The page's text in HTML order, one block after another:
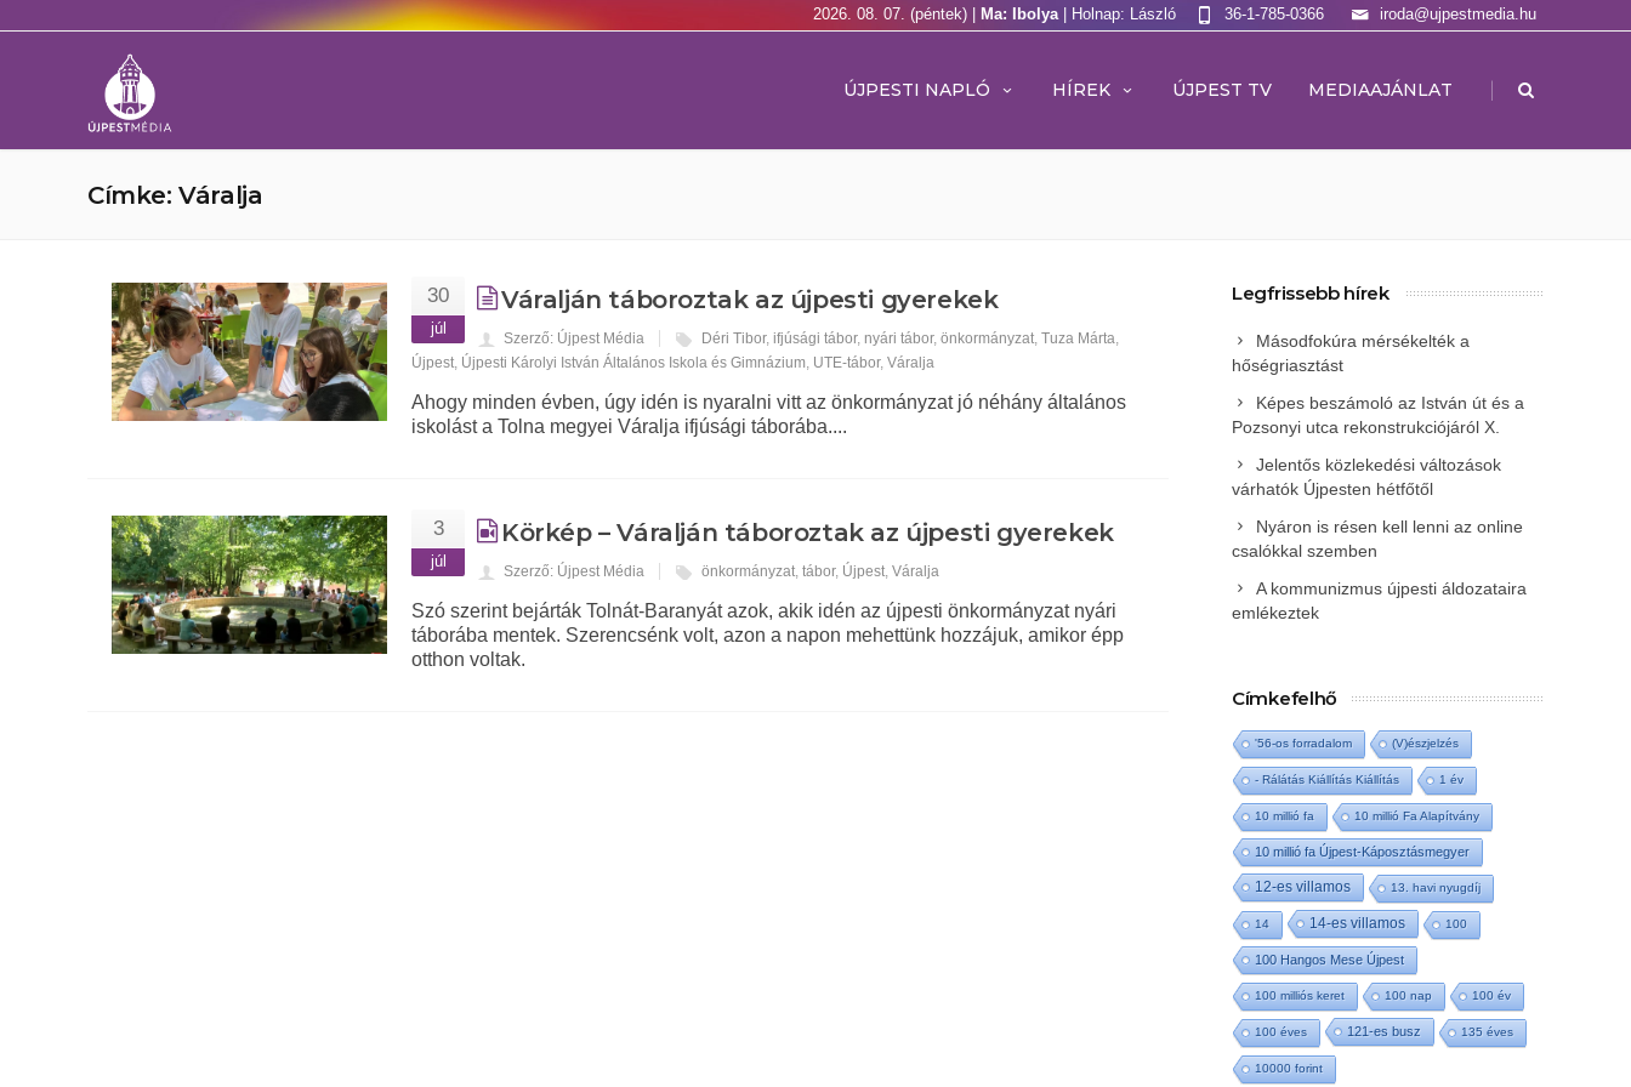
2026. 08. 07. (péntek) | Ma: Ibolya | Holnap: László iroda@ujpestmedia.hu
36-1-785-0366
ÚJPESTI NAPLÓ HÍREK ÚJPEST TV MEDIAAJÁNLAT |
Címke: Váralja
30
júl
Váralján táboroztak az újpesti gyerekek
Szerző: Újpest Média Déri Tibor,ifjúsági tábor, nyári tábor,önkormányzat,Tuza Márta,
Újpest, Újpesti Károlyi István Általános Iskola és Gimnázium, UTE-tábor,Váralja
Ahogy minden évben, úgy idén is nyaralni vitt az önkormányzat jó néhány általános
iskolást a Tolna megyei Váralja ifjúsági táborába....
3
júl
Körkép – Váralján táboroztak az újpesti gyerekek
Szerző: Újpest Média önkormányzat,tábor, Újpest,Váralja
Szó szerint bejárták Tolnát-Baranyát azok, akik idén az újpesti önkormányzat nyári
táborába mentek. Szerencsénk volt, azon a napon mehettünk hozzájuk, amikor épp
otthon voltak.
Legfrissebb hírek
Másodfokúra mérsékelték a
hőségriasztást
Képes beszámoló az István út és a
Pozsonyi utca rekonstrukciójáról X.
Jelentős közlekedési változások
várhatók Újpesten hétfőtől
Nyáron is résen kell lenni az online
csalókkal szemben
A kommunizmus újpesti áldozataira
emlékeztek
Címkefelhő
'56-os forradalom (V)észjelzés
- Rálátás Kiállítás Kiállítás 1 év
10 millió fa 10 millió Fa Alapítvány
10 millió fa Újpest-Káposztásmegyer
12-es villamos 13. havi nyugdíj
14 14-es villamos 100
100 Hangos Mese Újpest
100 milliós keret 100 nap 100 év
100 éves 121-es busz 135 éves
10000 forint